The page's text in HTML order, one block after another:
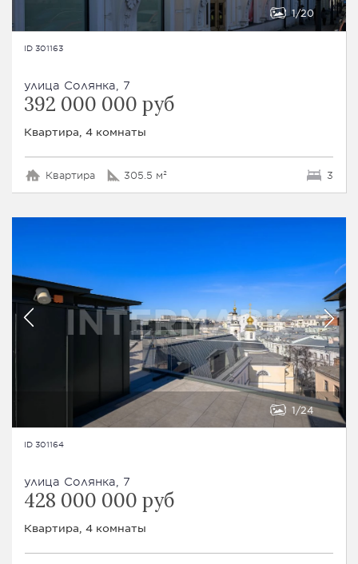
1 20
ID 301163
улица Солянка, 7
392 000 000 руб
Квартира, 4 комнаты
Квартира 305.5 м² 3
1 24
ID 301164
улица Солянка, 7
428 000 000 руб
Квартира, 4 комнаты